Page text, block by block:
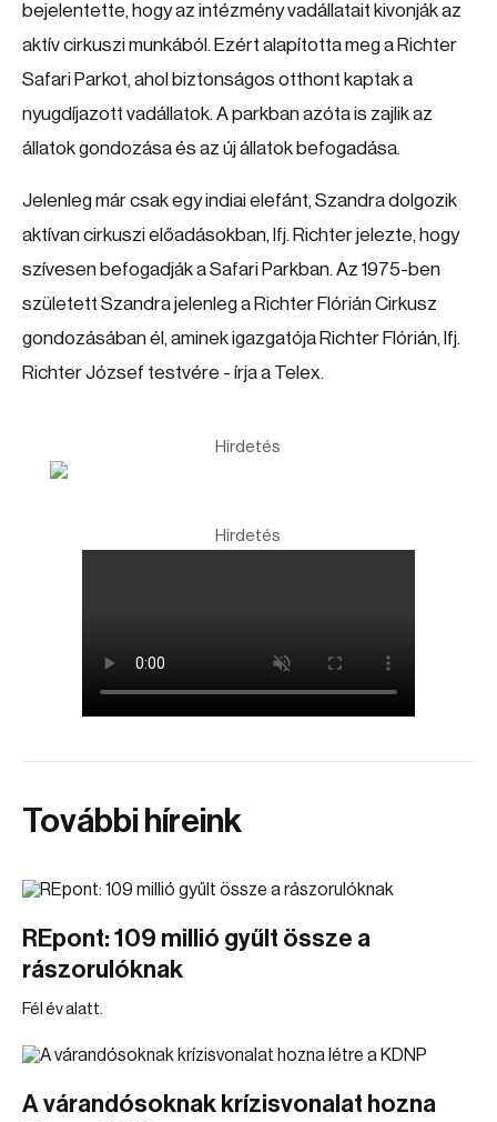
bejelentette, hogy az intézmény vadállatait kivonják az
aktív cirkuszi munkából. Ezért alapította meg a Richter
Safari Parkot, ahol biztonságos otthont kaptak a
nyugdíjazott vadállatok. A parkban azóta is zajlik az
állatok gondozása és az új állatok befogadása.
Jelenleg már csak egy indiai elefánt, Szandra dolgozik
aktívan cirkuszi előadásokban, Ifj. Richter jelezte, hogy
szívesen befogadják a Safari Parkban. Az 1975-ben
született Szandra jelenleg a Richter Flórián Cirkusz
gondozásában él, aminek igazgatója Richter Flórián, Ifj.
Richter József testvére - írja a Telex.
Hirdetés
Hirdetés
További híreink
REpont: 109 millió gyűlt össze a
rászorulóknak
Fél év alatt.
A várandósoknak krízisvonalat hozna